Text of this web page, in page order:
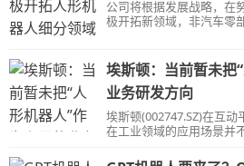
公司将根据发展战略，在
极开拓新领域，非汽车零
埃斯顿：当前暂未把
业务研发方向
埃斯顿(002747.SZ)在互动
在工业领域的应用场景并
为主要的业务研发方向。